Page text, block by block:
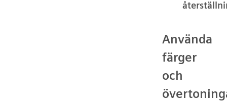
Använda
färger
och